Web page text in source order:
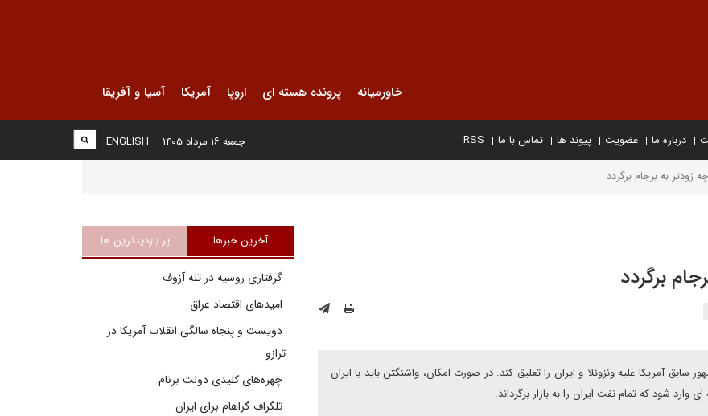
خاورمیانه پرونده هسته ای اروپا آمریکا آسیا و آفریقا
درباره ما عضویت پیوند ها تماس با ما RSS
ENGLISH جمعه ۱۶ مرداد ۱۴۰۵
زودتر به برجام برگردد
برگردد
آمریکا علیه ونزوئلا و ایران را تعلیق کند. در صورت امکان، واشنگتن باید با ایران
وارد شود که تمام نفت ایران را به بازار برگرداند.
آخرین خبرها پر بازدیدترین ها
گرفتاری روسیه در تله آزوف
امیدهای اقتصاد عراق
دویست و پنجاه سالگی انقلاب آمریکا در
ترازو
چهره‌های کلیدی دولت برنام
تلگراف گراهام برای ایران